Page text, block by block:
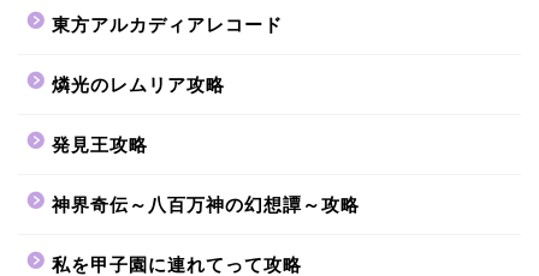
東方アルカディアレコード
燐光のレムリア攻略
発見王攻略
神界奇伝～八百万神の幻想譚～攻略
私を甲子園に連れてって攻略